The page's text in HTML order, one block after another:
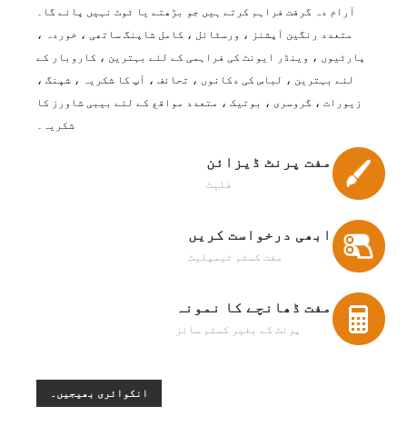
آرام دہ گرفت فراہم کرتے ہیں جو بڑھتے یا ٹوٹ نہیں پائے گا۔
متعدد رنگین آپشنز ، ورسٹائل ، کامل شاپنگ ساتھی ، خوردہ ،
پارٹیوں ، وینڈر ایونٹ کی فراہمی کے لئے بہترین ، کاروبار کے
لئے بہترین ، لباس کی دکانوں ، تحائف ، آپ کا شکریہ ، شپنگ ،
زیورات ، گروسری ، بوتیک ، متعدد مواقع کے لئے بیبی شاورز کا
شکریہ۔
مفت پرنٹ ڈیزائن
فلیٹ
ابھی درخواست کریں
مفت کسٹم ٹیمپلیٹ
مفت ڈھانچے کا نمونہ
پرنٹ کے بغیر کسٹم سائز
انکوائری بھیجیں۔